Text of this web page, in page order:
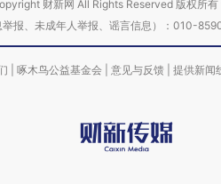
财新网 All Rights Reserved 版权所有
举报、未成年人举报、谣言信息）：010-
啄木鸟公益基金会 意见与反馈 提供新闻